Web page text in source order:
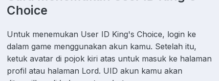
Choice
Untuk menemukan User ID King's Choice, login ke
dalam game menggunakan akun kamu. Setelah itu,
ketuk avatar di pojok kiri atas untuk masuk ke halaman
profil atau halaman Lord. UID akun kamu akan